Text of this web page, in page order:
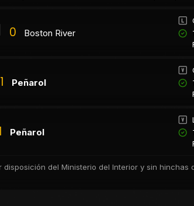
0 Boston River
1 Peñarol
Peñarol
del Ministerio del Interior y sin